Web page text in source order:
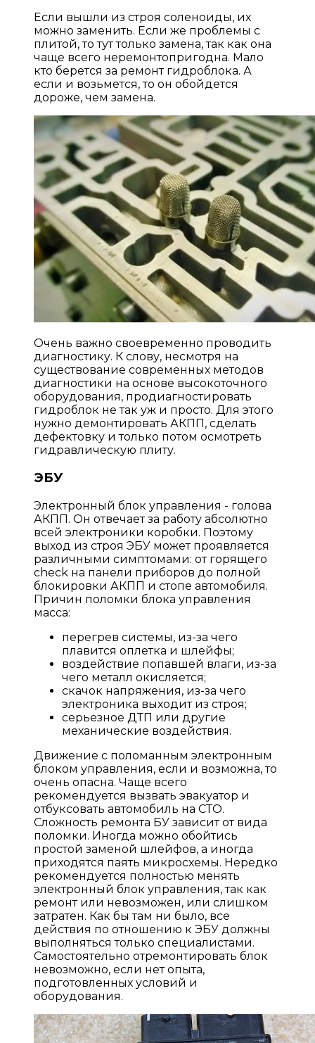
Если вышли из строя соленоиды, их
можно заменить. Если же проблемы с
плитой, то тут только замена, так как она
чаще всего неремонтопригодна. Мало
кто берется за ремонт гидроблока. А
если и возьмется, то он обойдется
дороже, чем замена.
Очень важно своевременно проводить
диагностику. К слову, несмотря на
существование современных методов
диагностики на основе высокоточного
оборудования, продиагностировать
гидроблок не так уж и просто. Для этого
нужно демонтировать АКПП, сделать
дефектовку и только потом осмотреть
гидравлическую плиту.
ЭБУ
Электронный блок управления - голова
АКПП. Он отвечает за работу абсолютно
всей электроники коробки. Поэтому
выход из строя ЭБУ может проявляется
различными симптомами: от горящего
check на панели приборов до полной
блокировки АКПП и стопе автомобиля.
Причин поломки блока управления
масса:
перегрев системы, из-за чего
плавится оплетка и шлейфы;
воздействие попавшей влаги, из-за
чего металл окисляется;
скачок напряжения, из-за чего
электроника выходит из строя;
серьезное ДТП или другие
механические воздействия.
Движение с поломанным электронным
блоком управления, если и возможна, то
очень опасна. Чаще всего
рекомендуется вызвать эвакуатор и
отбуксовать автомобиль на СТО.
Сложность ремонта БУ зависит от вида
поломки. Иногда можно обойтись
простой заменой шлейфов, а иногда
приходятся паять микросхемы. Нередко
рекомендуется полностью менять
электронный блок управления, так как
ремонт или невозможен, или слишком
затратен. Как бы там ни было, все
действия по отношению к ЭБУ должны
выполняться только специалистами.
Самостоятельно отремонтировать блок
невозможно, если нет опыта,
подготовленных условий и
оборудования.